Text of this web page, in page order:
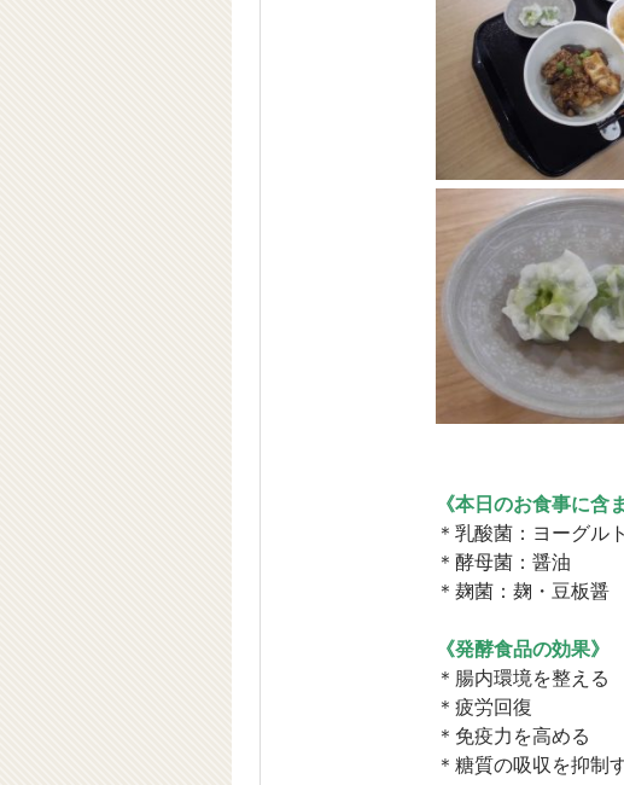
《本日のお食事に含
＊乳酸菌：ヨーグル
＊酵母菌：醤油
＊麹菌：麹・豆板醤
《発酵食品の効果》
＊腸内環境を整える
＊疲労回復
＊免疫力を高める
＊糖質の吸収を抑制